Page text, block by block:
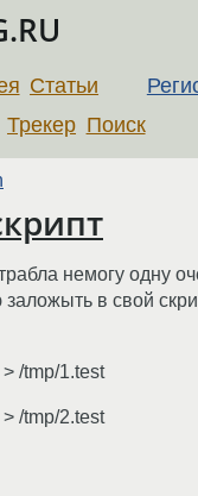
Статьи
Трекер Поиск
немогу одну
в свой
/tmp/1.test
/tmp/2.test